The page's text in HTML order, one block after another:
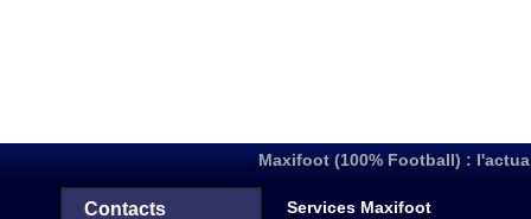
Maxifoot (100% Football) :
Contacts Services Maxifoot